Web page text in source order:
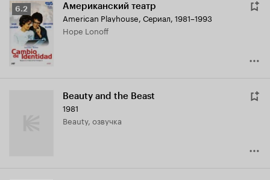
Рейтинг
Кинопоиска
6.2
6.2 Американский театр
American Playhouse, Сериал, 1981–1993
Hope Lonoff
Beauty and the Beast
1981
Beauty, озвучка